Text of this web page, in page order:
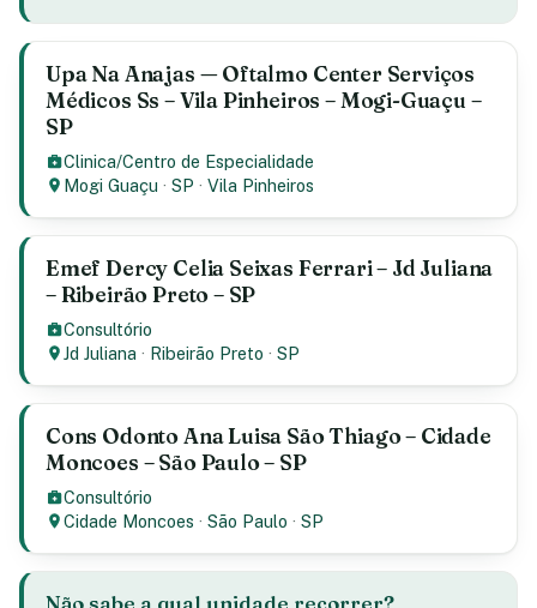
Upa Na Anajas — Oftalmo Center Serviços
Médicos Ss – Vila Pinheiros – Mogi-Guaçu –
SP
Clinica/Centro de Especialidade
Mogi Guaçu ·SP ·Vila Pinheiros
Emef Dercy Celia Seixas Ferrari – Jd Juliana
– Ribeirão Preto – SP
Consultório
Jd Juliana · Ribeirão Preto ·SP
Cons Odonto Ana Luisa São Thiago – Cidade
Moncoes – São Paulo – SP
Consultório
Cidade Moncoes ·São Paulo ·SP
Não sabe a qual unidade recorrer?